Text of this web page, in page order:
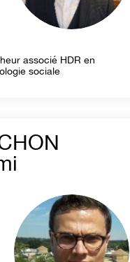
associé HDR en
sociale